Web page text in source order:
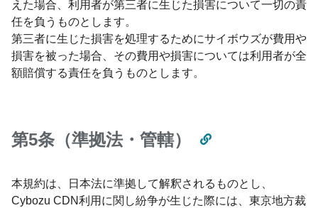
えた場合、利用者が第三者に生じた損害について一切の責
任を負うものとします。
第三者に生じた損害を処理するためにサイボウズが費用や
損害を被った場合、その費用や損害については利用者が全
額賠償する責任を負うものとします。
第5条（準拠法・管轄）
本規約は、日本法に準拠して解釈されるものとし、
Cybozu CDN利用に関し紛争が生じた際には、東京地方裁